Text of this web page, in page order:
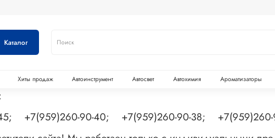
Каталог
Хиты продаж Автоинструмент Автосвет Автохимия Ароматизаторы
45; +7(959)260-90-40; +7(959)260-90-38; +7(959)260-